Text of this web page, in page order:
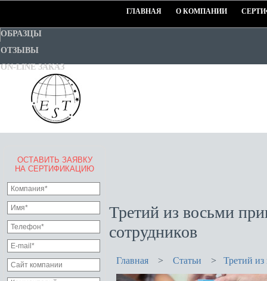
ГЛАВНАЯ О КОМПАНИИ
ОБРАЗЦЫ
ОТЗЫВЫ
ON-LINE ЗАКАЗ
ОСТАВИТЬ ЗАЯВКУ
НА СЕРТИФИКАЦИЮ
Третий из восьми
сотрудников
Главная > Статьи > Третий